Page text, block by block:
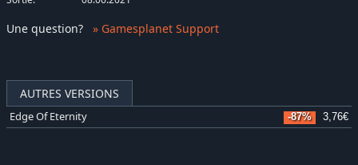
AUTRES VERSIONS
Edge Of Eternity -87% 3,76€
Une question? » Gamesplanet Support